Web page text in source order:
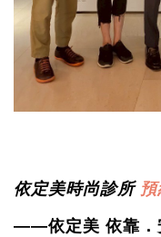
依定美時尚診所
——依定美 依靠